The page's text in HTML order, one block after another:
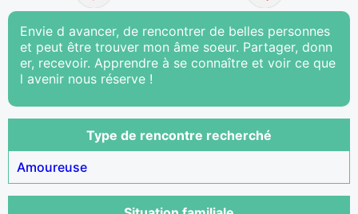
Envie d avancer, de rencontrer de belles personnes
et peut être trouver mon âme soeur. Partager, donn
er, recevoir. Apprendre à se connaître et voir ce que
l avenir nous réserve !
Type de rencontre recherché
Amoureuse